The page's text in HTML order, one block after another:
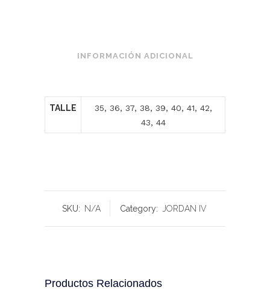
INFORMACIÓN ADICIONAL
TALLE
35, 36, 37, 38, 39, 40, 41, 42,
43, 44
SKU: N/A Category: JORDAN IV
Productos Relacionados